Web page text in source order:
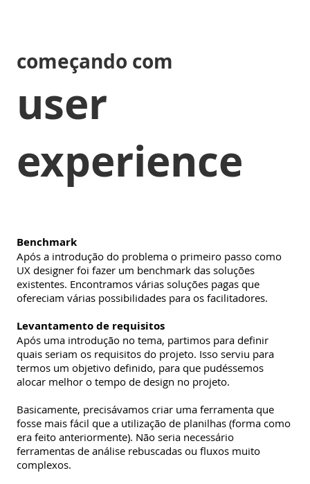
começando com
user
experience
Benchmark
Após a introdução do problema o primeiro passo como
UX designer foi fazer um benchmark das soluções
existentes. Encontramos várias soluções pagas que
ofereciam várias possibilidades para os facilitadores.
Levantamento de requisitos
Após uma introdução no tema, partimos para definir
quais seriam os requisitos do projeto. Isso serviu para
termos um objetivo definido, para que pudéssemos
alocar melhor o tempo de design no projeto.
Basicamente, precisávamos criar uma ferramenta que
fosse mais fácil que a utilização de planilhas (forma como
era feito anteriormente). Não seria necessário
ferramentas de análise rebuscadas ou fluxos muito
complexos.